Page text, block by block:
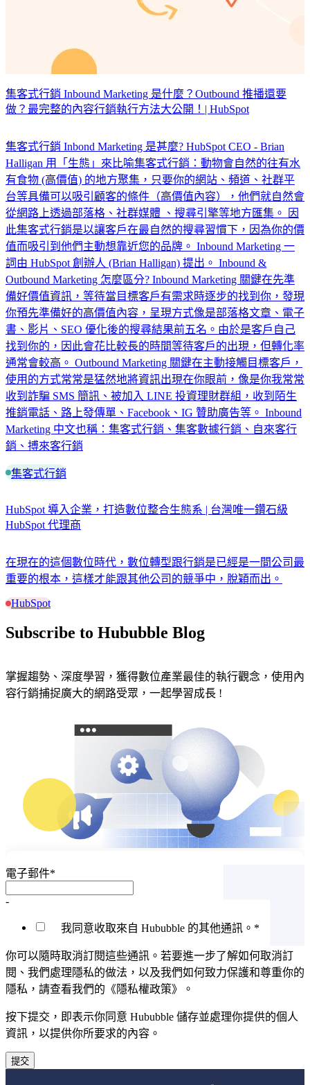
集客式行銷 Inbound Marketing 是什麼？Outbound 推播還要
做？最完整的內容行銷執行方法大公開！| HubSpot
集客式行銷 Inbond Marketing 是甚麼? HubSpot CEO - Brian
Halligan 用「生態」來比喻集客式行銷：動物會自然的往有水
有食物 (高價值) 的地方聚集，只要你的網站、頻道、社群平
台等具備可以吸引顧客的條件（高價值內容），他們就自然會
從網路上透過部落格、社群媒體 、搜尋引擎等地方匯集。 因
此集客式行銷是以讓客戶在最自然的搜尋習慣下，因為你的價
值而吸引到他們主動想靠近您的品牌。 Inbound Marketing 一
詞由 HubSpot 創辦人 (Brian Halligan) 提出。 Inbound &
Outbound Marketing 怎麼區分? Inbound Marketing 關鍵在先準
備好價值資訊，等待當目標客戶有需求時逐步的找到你，發現
你預先準備好的高價值內容，呈現方式像是部落格文章、電子
書、影片、SEO 優化後的搜尋結果前五名。由於是客戶自己
找到你的，因此會花比較長的時間等待客戶的出現，但轉化率
通常會較高。 Outbound Marketing 關鍵在主動接觸目標客戶，
使用的方式常常是猛然地將資訊出現在你眼前，像是你我常常
收到詐騙 SMS 簡訊、被加入 LINE 投資理財群組，收到陌生
推銷電話、路上發傳單、Facebook、IG 贊助廣告等。 Inbound
Marketing 中文也稱：集客式行銷、集客數據行銷、自來客行
銷、搏來客行銷
集客式行銷
HubSpot 導入企業，打造數位整合生態系 | 台灣唯一鑽石級
HubSpot 代理商
在現在的這個數位時代，數位轉型跟行銷是已經是一間公司最
重要的根本，這樣才能跟其他公司的競爭中，脫穎而出。
HubSpot
Subscribe to Hububble Blog
掌握趨勢、深度學習，獲得數位產業最佳的執行觀念，使用內
容行銷捕捉廣大的網路受眾，一起學習成長 !
電子郵件*
-
我同意收取來自 Hububble 的其他通訊。 *
你可以隨時取消訂閱這些通訊。若要進一步了解如何取消訂
閱、我們處理隱私的做法，以及我們如何致力保護和尊重你的
隱私，請查看我們的《隱私權政策》。
按下提交，即表示你同意 Hububble 儲存並處理你提供的個人
資訊，以提供你所要求的內容。